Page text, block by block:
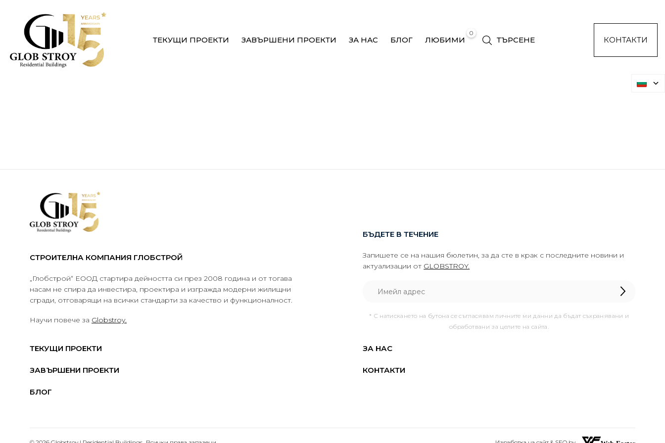
ТЕКУЩИ ПРОЕКТИ ЗАВЪРШЕНИ ПРОЕКТИ ЗА НАС БЛОГ
0
ЛЮБИМИ ТЪРСЕНЕ КОНТАКТИ
СТРОИТЕЛНА КОМПАНИЯ ГЛОБСТРОЙ
„Глобстрой“ ЕООД стартира дейността си през 2008 година и от тогава
насам не спира да инвестира, проектира и изгражда модерни жилищни
сгради, отговарящи на всички стандарти за качество и функционалност.
Научи повече за Globstroy.
ТЕКУЩИ ПРОЕКТИ
ЗАВЪРШЕНИ ПРОЕКТИ
БЛОГ
ЗА НАС
КОНТАКТИ
БЪДЕТЕ В ТЕЧЕНИЕ
Запишете се на нашия бюлетин, за да сте в крак с последните новини и
актуализации от GLOBSTROY.
* С натискането на бутона се съгласявам личните ми данни да бъдат съхранявани и
обработвани за целите на сайта.